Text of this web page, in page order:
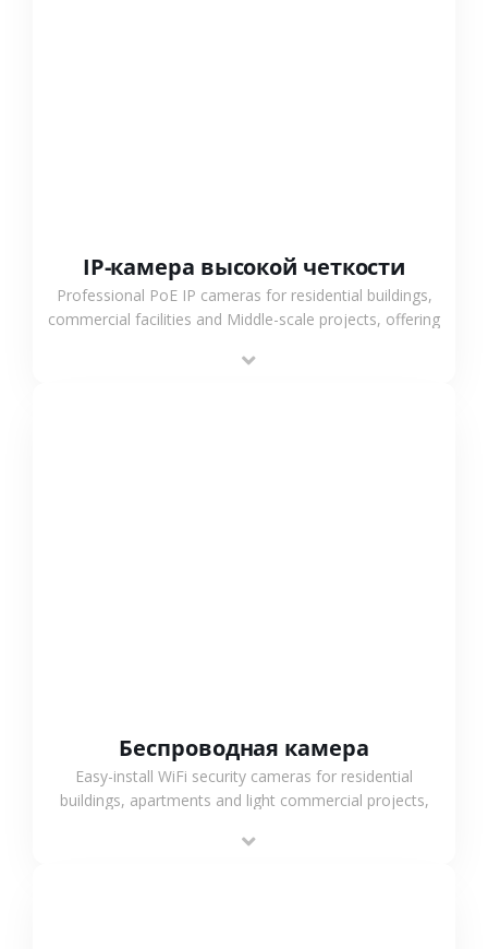
IP-камера высокой четкости
Professional PoE IP cameras for residential buildings,
commercial facilities and Middle-scale projects, offering
support.
Беспроводная камера
Easy-install WiFi security cameras for residential
buildings, apartments and light commercial projects,
surveillance solutions.